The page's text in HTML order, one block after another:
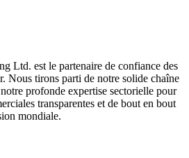
Ltd. est le partenaire de confiance des
Nous tirons parti de notre solide chaîne
profonde expertise sectorielle pour
transparentes et de bout en bout
mondiale.